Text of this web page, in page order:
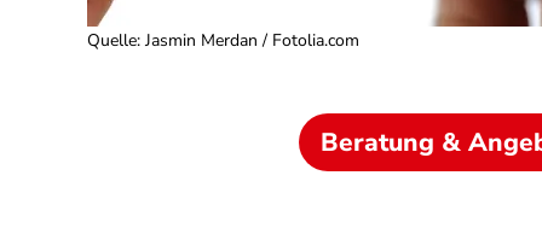
Quelle: Jasmin Merdan / Fotolia.com
Beratung &